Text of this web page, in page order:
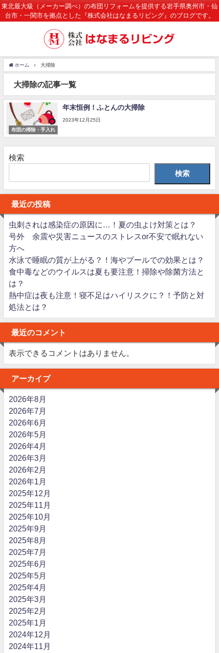
東北最大級（メーカー調べ）の布団リフォームを提供する岩手県奥州市・仙
台市・一関市を拠点とした『株式会社はなまるリビング』のブログです。
ホーム 大掃除
大掃除の記事一覧
布団の掃除・手入れ
年末恒例！ふとんの大掃除
2023年12月25日
検索
検索
最近の投稿
虫刺されは感染症の原因に…！夏の虫よけ対策とは？
号外 余震や災害ニュースのストレスor不安で眠れない
方へ
水泳で睡眠の質が上がる？！海やプールでの効果とは？
食中毒などのウイルスは夏も要注意！掃除や除菌方法と
は？
熱中症は夜も注意！寝不足はハイリスクに？！予防と対
処法とは？
最近のコメント
表示できるコメントはありません。
アーカイブ
2026年8月
2026年7月
2026年6月
2026年5月
2026年4月
2026年3月
2026年2月
2026年1月
2025年12月
2025年11月
2025年10月
2025年9月
2025年8月
2025年7月
2025年6月
2025年5月
2025年4月
2025年3月
2025年2月
2025年1月
2024年12月
2024年11月